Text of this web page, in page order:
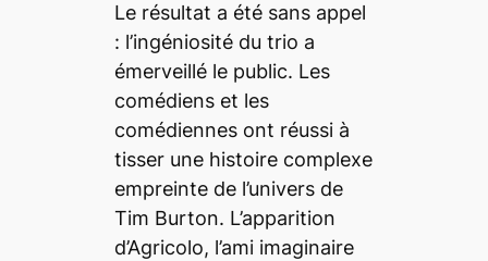
Le résultat a été sans appel
: l’ingéniosité du trio a
émerveillé le public. Les
comédiens et les
comédiennes ont réussi à
tisser une histoire complexe
empreinte de l’univers de
Tim Burton. L’apparition
d’Agricolo, l’ami imaginaire